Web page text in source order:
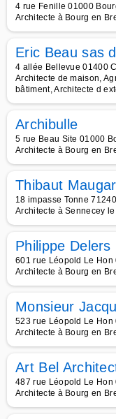
4 rue Fenille 01000
Architecte à Bourg en
Eric Beau sas
4 allée Bellevue 01400
Architecte de maison,
bâtiment, Architecte d
Archibulle
5 rue Beau Site 01000
Architecte à Bourg en
Thibaut
18 impasse Tonne
Architecte à Sennecey le
Philippe Delers
601 rue Léopold Le Hon
Architecte à Bourg en
Monsieur
523 rue Léopold Le Hon
Architecte à Bourg en
Art Bel
487 rue Léopold Le Hon
Architecte à Bourg en